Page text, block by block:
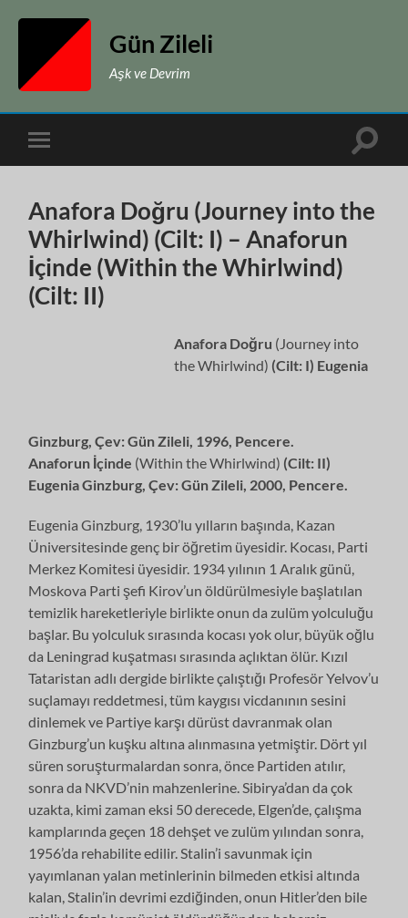
Gün Zileli
Aşk ve Devrim
Toggle
mobile
Toggle
Anafora Doğru (Journey into the
Whirlwind) (Cilt: I) – Anaforun
İçinde (Within the Whirlwind)
(Cilt: II)
Anafora Doğru (Journey into
the Whirlwind) (Cilt: I) Eugenia
Ginzburg , Çev: Gün Zileli , 1996, Pencere.
Anaforun İçinde (Within the Whirlwind) (Cilt: II)
Eugenia Ginzburg , Çev: Gün Zileli , 2000, Pencere.
Eugenia Ginzburg, 1930’lu yılların başında, Kazan
Üniversitesinde genç bir öğretim üyesidir. Kocası, Parti
Merkez Komitesi üyesidir. 1934 yılının 1 Aralık günü,
Moskova Parti şefi Kirov’un öldürülmesiyle başlatılan
temizlik hareketleriyle birlikte onun da zulüm yolculuğu
başlar. Bu yolculuk sırasında kocası yok olur, büyük oğlu
da Leningrad kuşatması sırasında açlıktan ölür. Kızıl
Tataristan adlı dergide birlikte çalıştığı Profesör Yelvov’u
suçlamayı reddetmesi, tüm kaygısı vicdanının sesini
dinlemek ve Partiye karşı dürüst davranmak olan
Ginzburg’un kuşku altına alınmasına yetmiştir. Dört yıl
süren soruşturmalardan sonra, önce Partiden atılır,
sonra da NKVD’nin mahzenlerine. Sibirya’dan da çok
uzakta, kimi zaman eksi 50 derecede, Elgen’de, çalışma
kamplarında geçen 18 dehşet ve zulüm yılından sonra,
1956’da rehabilite edilir. Stalin’i savunmak için
yayımlanan yalan metinlerinin bilmeden etkisi altında
kalan, Stalin’in devrimi ezdiğinden, onun Hitler’den bile